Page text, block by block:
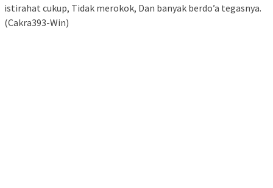
istirahat cukup, Tidak merokok, Dan banyak berdo’a tegasnya.
(Cakra393-Win)